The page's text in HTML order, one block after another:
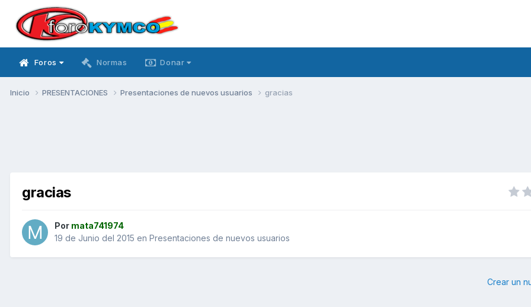
Foros Normas Donar
Inicio PRESENTACIONES Presentaciones de nuevos usuarios gracias
gracias
Por mata741974
19 de Junio del 2015 en Presentaciones de nuevos usuarios
Crear un